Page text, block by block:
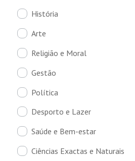
História
Arte
Religião e Moral
Gestão
Política
Desporto e Lazer
Saúde e Bem-estar
Ciências Exactas e Naturais